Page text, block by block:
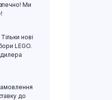
Ми
нові
LEGO.
дилера
до